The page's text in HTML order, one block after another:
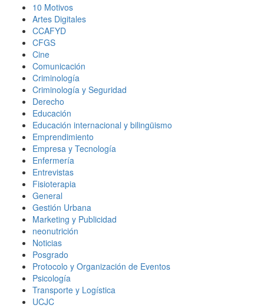
10 Motivos
Artes Digitales
CCAFYD
CFGS
Cine
Comunicación
Criminología
Criminología y Seguridad
Derecho
Educación
Educación internacional y bilingüismo
Emprendimiento
Empresa y Tecnología
Enfermería
Entrevistas
Fisioterapia
General
Gestión Urbana
Marketing y Publicidad
neonutrición
Noticias
Posgrado
Protocolo y Organización de Eventos
Psicología
Transporte y Logística
UCJC